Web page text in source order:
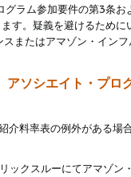
ラム参加要件の第3条
す。疑義を避けるため
またはアマゾン・イン
アソシエイト・プロ
介料率表の例外がある
ックスルーにてアマゾン